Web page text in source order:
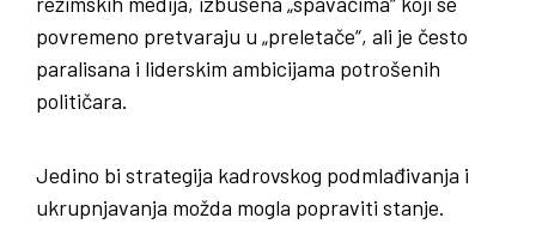
povremeno pretvaraju u „preletače“, ali je često
paralisana i liderskim ambicijama potrošenih
političara.
Jedino bi strategija kadrovskog podmlađivanja i
ukrupnjavanja možda mogla popraviti stanje.